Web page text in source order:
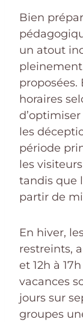
Bien
un atout
proposées.
horaires
les
période
les
tandis que
partir de
En hiver,
restreints,
et 12h à
vacances
jours sur
groupes